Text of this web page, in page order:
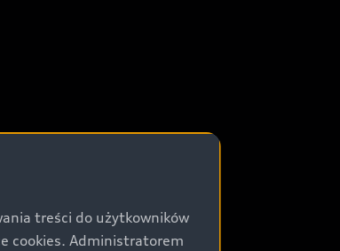
treści do użytkowników
cookies. Administratorem